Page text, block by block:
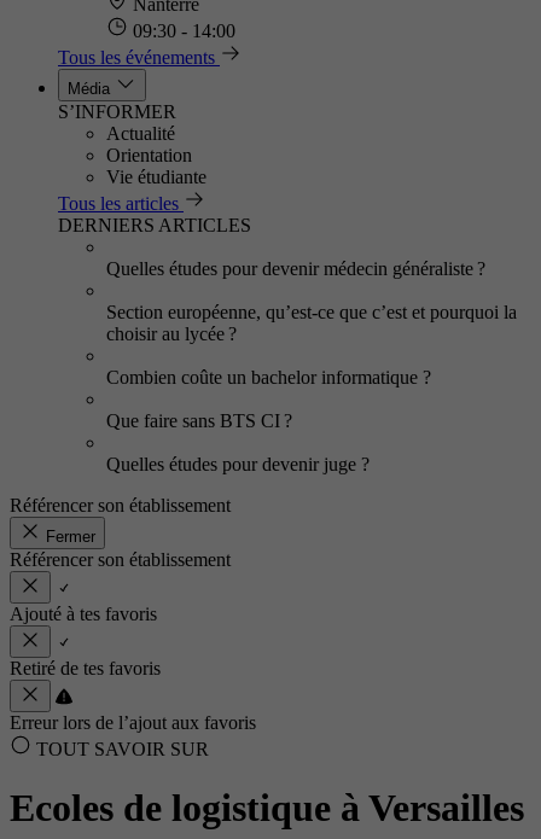
Nanterre
09:30 - 14:00
Tous les événements
Média
S’INFORMER
Actualité
Orientation
Vie étudiante
Tous les articles
DERNIERS ARTICLES
Quelles études pour devenir médecin généraliste ?
Section européenne, qu’est-ce que c’est et pourquoi la
choisir au lycée ?
Combien coûte un bachelor informatique ?
Que faire sans BTS CI ?
Quelles études pour devenir juge ?
Référencer son établissement
Fermer
Référencer son établissement
Ajouté à tes favoris
Retiré de tes favoris
Erreur lors de l’ajout aux favoris
TOUT SAVOIR SUR
Ecoles de logistique à Versailles